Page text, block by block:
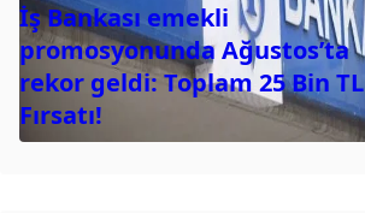
İş Bankası emekli
promosyonunda Ağustos’ta
rekor geldi: Toplam 25 Bin TL
Fırsatı!